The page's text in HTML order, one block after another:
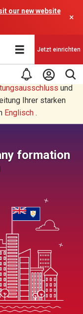
our new website
×
Jetzt einrichten
durch ein AI-
und
Ihrer starken
Englisch.
formation